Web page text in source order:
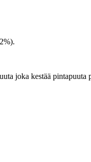
joka kestää pintapuuta